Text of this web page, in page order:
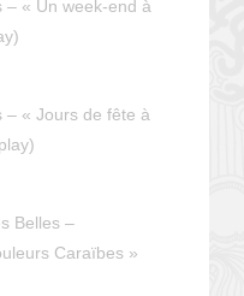
– « Un week-end à
– « Jours de fête à
Belles –
Caraïbes »